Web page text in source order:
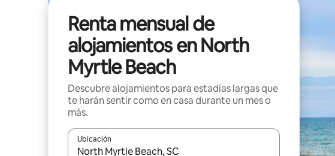
Renta mensual de
alojamientos en North
Myrtle Beach
Descubre alojamientos para estadías largas que
te harán sentir como en casa durante un mes o
más.
Ubicación
Cuando los resultados estén disponibles, navega con las teclas